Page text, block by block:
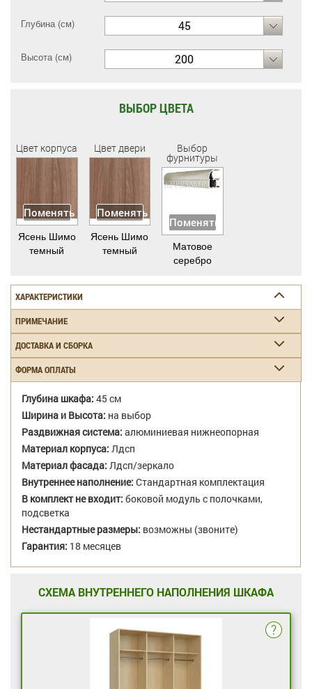
Глубина (см) 45
Высота (см) 200
ВЫБОР ЦВЕТА
Цвет корпуса
Поменять
Ясень Шимо
темный
Цвет двери
Поменять
Ясень Шимо
темный
Выбор
фурнитуры
Поменять
Матовое
серебро
ХАРАКТЕРИСТИКИ
ПРИМЕЧАНИЕ
ДОСТАВКА И СБОРКА
ФОРМА ОПЛАТЫ
Глубина шкафа: 45 см
Ширина и Высота: на выбор
Раздвижная система: алюминиевая нижнеопорная
Материал корпуса: Лдсп
Материал фасада: Лдсп/зеркало
Внутреннее наполнение: Стандартная комплектация
В комплект не входит: боковой модуль с полочками,
подсветка
Нестандартные размеры: возможны (звоните)
Гарантия: 18 месяцев
СХЕМА ВНУТРЕННЕГО НАПОЛНЕНИЯ ШКАФА